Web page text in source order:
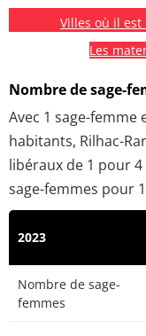
Villes où il
Les
Nombre de sage-
Avec 1 sage-
habitants, Rilhac-
libéraux de 1 pour
sage-femmes pour
2023
Nombre de sage-
femmes